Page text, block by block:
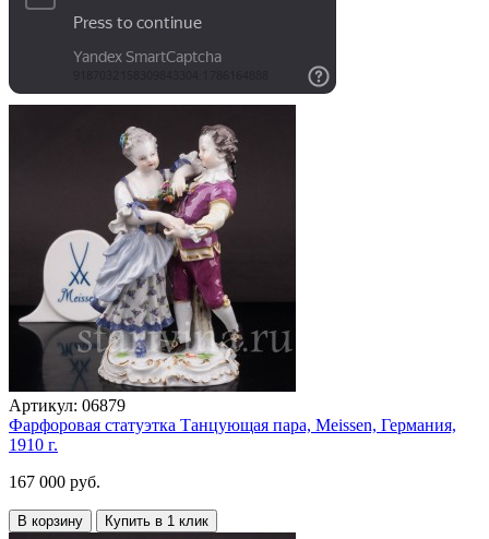
Артикул: 06879
Фарфоровая статуэтка Танцующая пара, Meissen, Германия,
1910 г.
167 000 руб.
В корзину Купить в 1 клик